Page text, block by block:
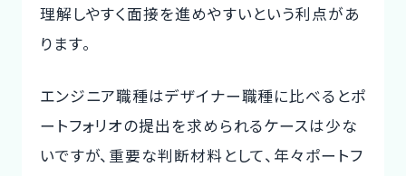
理解しやすく面接を進めやすいという利点があ
ります。
エンジニア職種はデザイナー職種に比べるとポ
ートフォリオの提出を求められるケースは少な
いですが、重要な判断材料として、年々ポートフ